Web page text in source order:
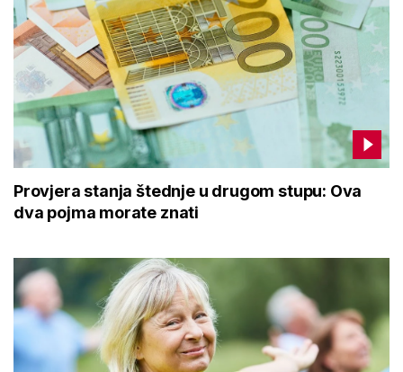
Provjera stanja štednje u drugom stupu: Ova
dva pojma morate znati